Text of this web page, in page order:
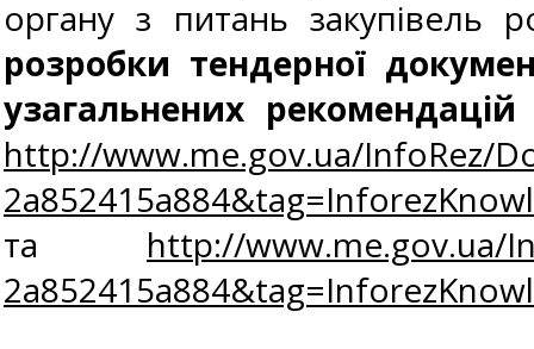
органу з питань
розробки тендерної
узагальнених
http://www.me.gov.ua/InfoRez/
та http://www.me.gov.ua/